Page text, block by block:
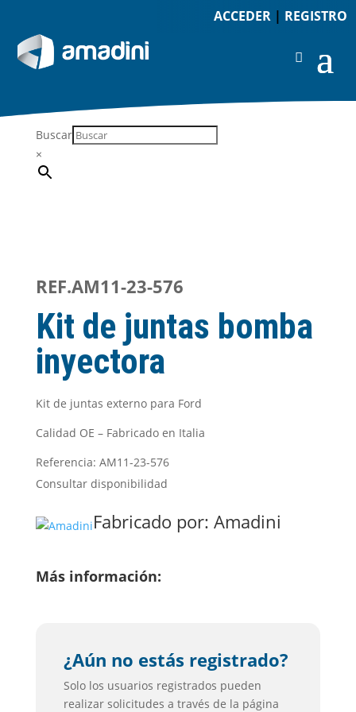
ACCEDER| REGISTRO
Buscar
×
REF.AM11-23-576
Kit de juntas bomba
inyectora
Kit de juntas externo para Ford
Calidad OE – Fabricado en Italia
Referencia: AM11-23-576
Consultar disponibilidad
Fabricado por: Amadini
Más información:
¿Aún no estás registrado?
Solo los usuarios registrados pueden
realizar solicitudes a través de la página